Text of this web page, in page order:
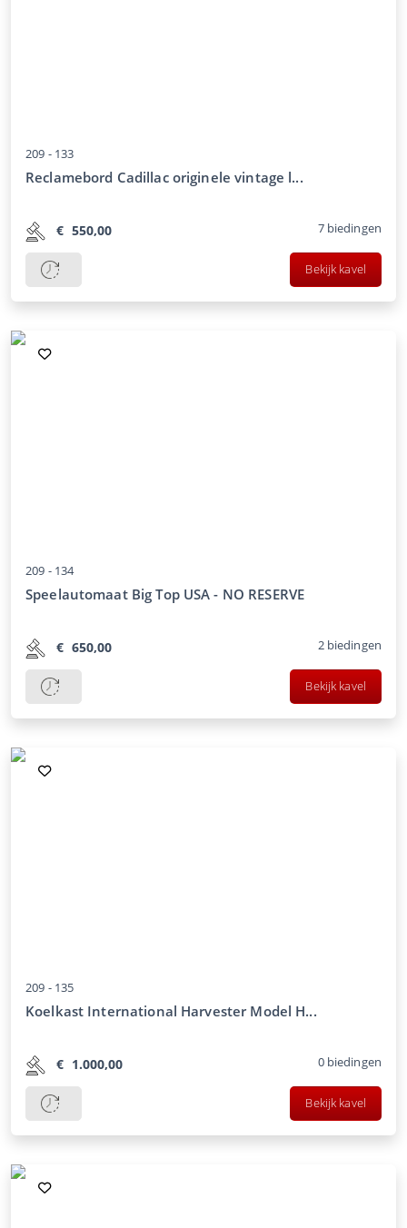
209 - 133
Reclamebord Cadillac originele vintage l...
€ 550,00 7 biedingen
Bekijk kavel
209 - 134
Speelautomaat Big Top USA - NO RESERVE
€ 650,00 2 biedingen
Bekijk kavel
209 - 135
Koelkast International Harvester Model H...
€ 1.000,00 0 biedingen
Bekijk kavel